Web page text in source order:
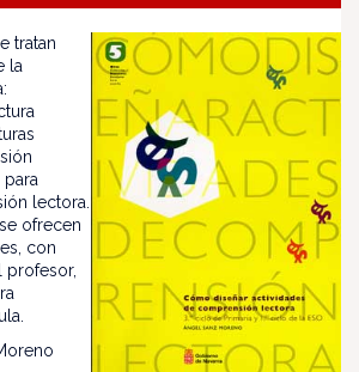
tratan
la
para
lectora.
ofrecen
con
profesor,